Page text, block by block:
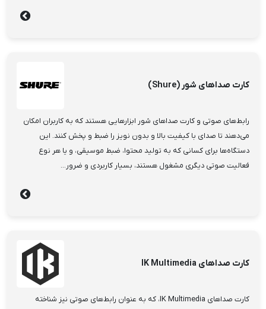
کارت صداهای شور (Shure)
رابط‌های صوتی و کارت صداهای شور ابزارهایی هستند که به کاربران امکان
می‌دهند تا صدای با کیفیت بالا و بدون نویز را ضبط و پخش کنند. این
دستگاه‌ها برای کسانی که به تولید محتوا، ضبط موسیقی، و یا هر نوع
فعالیت صوتی دیگری مشغول هستند، بسیار کاربردی و ضرور...
کارت صداهای IK Multimedia
کارت صداهای IK Multimedia، که به عنوان رابط‌های صوتی نیز شناخته